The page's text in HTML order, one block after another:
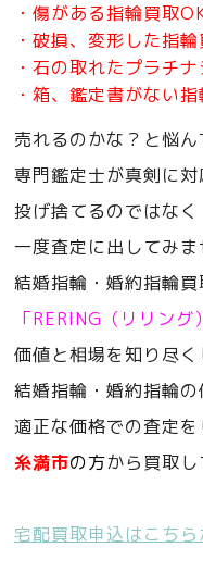
・傷がある指輪買取
・破損、変形した指
・石の取れたプラチ
・箱、鑑定書がな
売れるのかな？と悩ん
専門鑑定士が真剣に対
投げ捨てるのではなく
一度査定に出してみま
結婚指輪・婚約指輪買
「RERING（リリング
価値と相場を知り尽
結婚指輪・婚約指輪
適正な価格での査定を
糸満市の方から買取し
宅配買取申込はこちら